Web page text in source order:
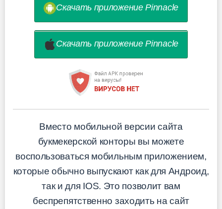
Скачать приложение Pinnacle
Скачать приложение Pinnacle
Вместо мобильной версии сайта
букмекерской конторы вы можете
воспользоваться мобильным приложением,
которые обычно выпускают как для Андроид,
так и для IOS. Это позволит вам
беспрепятственно заходить на сайт